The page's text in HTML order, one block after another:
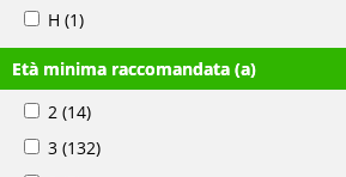
H (1)
Età minima raccomandata (a)
2 (14)
3 (132)